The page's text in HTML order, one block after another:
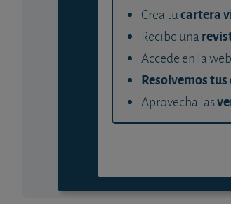
Crea tucartera
Recibe una
Accede en la
Resolvemos
Aprovecha las